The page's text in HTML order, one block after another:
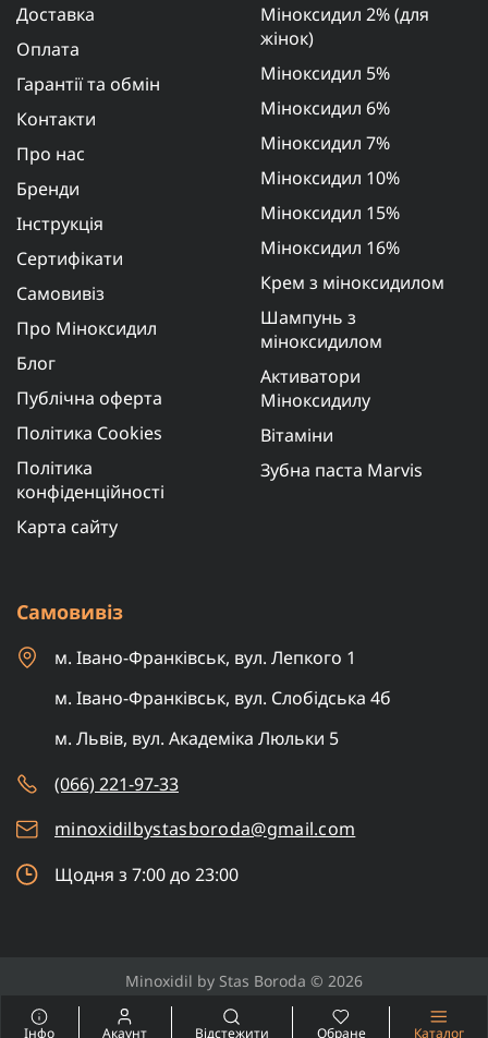
Інфо Акаунт Відстежити Обране Каталог
150 грн
Доставка
Оплата
Гарантії та обмін
Контакти
Про нас
Бренди
Інструкція
Сертифікати
Самовивіз
Про Міноксидил
Блог
Публічна оферта
Політика Cookies
Політика
конфіденційності
Карта сайту
Міноксидил 2% (для
жінок)
Міноксидил 5%
Міноксидил 6%
Міноксидил 7%
Міноксидил 10%
Міноксидил 15%
Міноксидил 16%
Крем з міноксидилом
Шампунь з
міноксидилом
Активатори
Міноксидилу
Вітаміни
Зубна паста Marvis
Самовивіз
м. Івано-Франківськ, вул. Лепкого 1
м. Івано-Франківськ, вул. Слобідська 4б
м. Львів, вул. Академіка Люльки 5
(066) 221-97-33
minoxidilbystasboroda@gmail.com
Щодня з 7:00 до 23:00
Minoxidil by Stas Boroda © 2026
САМОЛІКУВАННЯ МОЖЕ БУТИ ШКІДЛИВИМ ДЛЯ ВАШОГО
ЗДОРОВ'Я